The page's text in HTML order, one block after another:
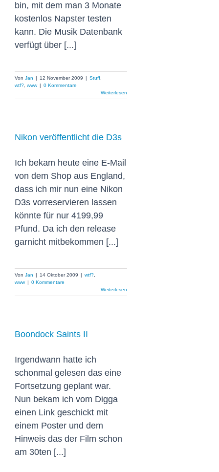
bin, mit dem man 3 Monate
kostenlos Napster testen
kann. Die Musik Datenbank
verfügt über [...]
Von Jan | 12 November 2009 | Stuff
wtf? www | 0 Kommentare
Weiterlesen
Nikon veröffentlicht die D3s
Ich bekam heute eine E-Mail
von dem Shop aus England,
dass ich mir nun eine Nikon
D3s vorreservieren lassen
könnte für nur 4199,99
Pfund. Da ich den release
garnicht mitbekommen [...]
Von Jan | 14 Oktober 2009 | wtf?
www | 0 Kommentare
Weiterlesen
Boondock Saints II
Irgendwann hatte ich
schonmal gelesen das eine
Fortsetzung geplant war.
Nun bekam ich vom Digga
einen Link geschickt mit
einem Poster und dem
Hinweis das der Film schon
am 30ten [...]